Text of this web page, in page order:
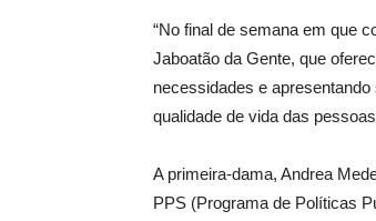
“No final de semana em que
Jaboatão da Gente, que
necessidades e
qualidade de vida das
A primeira-dama, Andrea
PPS (Programa de Políticas